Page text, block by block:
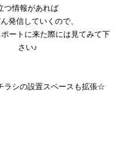
つ情報があれば
発信していくので、
ートに来た際には見てみて下
さい♪
ラシの設置スペースも拡張☆